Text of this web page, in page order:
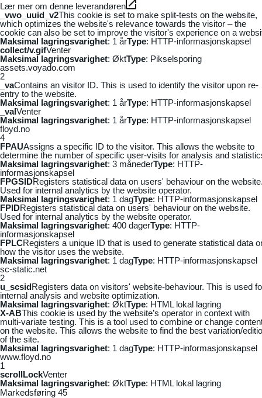
Lær mer om denne leverandøren
_vwo_uuid_v2This cookie is set to make split-tests on the website,
which optimizes the website's relevance towards the visitor – the
cookie can also be set to improve the visitor's experience on a
Maksimal lagringsvarighet: 1 årType: HTTP-informasjonskapsel
collect/v.gifVenter
Maksimal lagringsvarighet: ØktType: Pikselsporing
assets.voyado.com
2
_vaContains an visitor ID. This is used to identify the visitor upon re-
entry to the website.
Maksimal lagringsvarighet: 1 årType: HTTP-informasjonskapsel
_vaIVenter
Maksimal lagringsvarighet: 1 årType: HTTP-informasjonskapsel
floyd.no
4
FPAUAssigns a specific ID to the visitor. This allows the website to
determine the number of specific user-visits for analysis and
Maksimal lagringsvarighet: 3 månederType: HTTP-
informasjonskapsel
FPGSIDRegisters statistical data on users' behaviour on the
Used for internal analytics by the website operator.
Maksimal lagringsvarighet: 1 dagType: HTTP-informasjonskapsel
FPIDRegisters statistical data on users' behaviour on the website.
Used for internal analytics by the website operator.
Maksimal lagringsvarighet: 400 dagerType: HTTP-
informasjonskapsel
FPLCRegisters a unique ID that is used to generate statistical data
how the visitor uses the website.
Maksimal lagringsvarighet: 1 dagType: HTTP-informasjonskapsel
sc-static.net
2
u_scsidRegisters data on visitors' website-behaviour. This is used
internal analysis and website optimization.
Maksimal lagringsvarighet: ØktType: HTML lokal lagring
X-ABThis cookie is used by the website’s operator in context with
multi-variate testing. This is a tool used to combine or change
on the website. This allows the website to find the best variation/
of the site.
Maksimal lagringsvarighet: 1 dagType: HTTP-informasjonskapsel
www.floyd.no
1
scrollLockVenter
Maksimal lagringsvarighet: ØktType: HTML lokal lagring
Markedsføring 45